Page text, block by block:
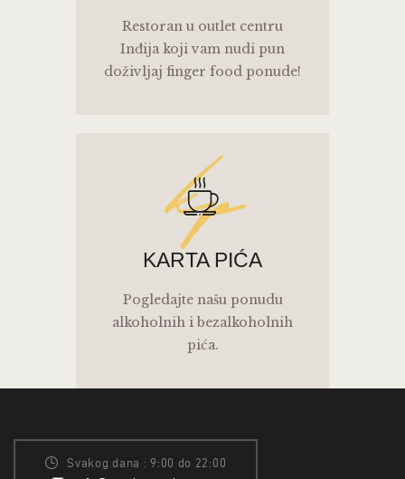
Restoran u outlet centru
Inđija koji vam nudi pun
doživljaj finger food ponude!
kp
KARTA PIĆA
Pogledajte našu ponudu
alkoholnih i bezalkoholnih
pića.
Svakog dana : 9:00 do 22:00